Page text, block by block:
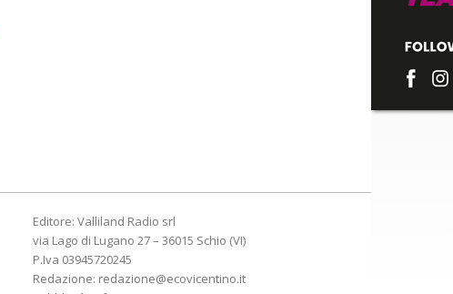
Editore: Valliland Radio srl
via Lago di Lugano 27 – 36015 Schio (VI)
P.Iva 03945720245
Redazione: redazione@ecovicentino.it